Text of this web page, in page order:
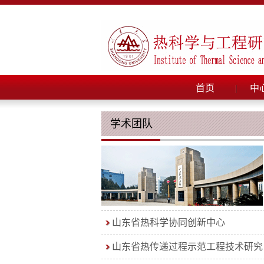
首页 中
学术团队
山东省热科学协同创新中心
山东省热传递过程示范工程技术研究